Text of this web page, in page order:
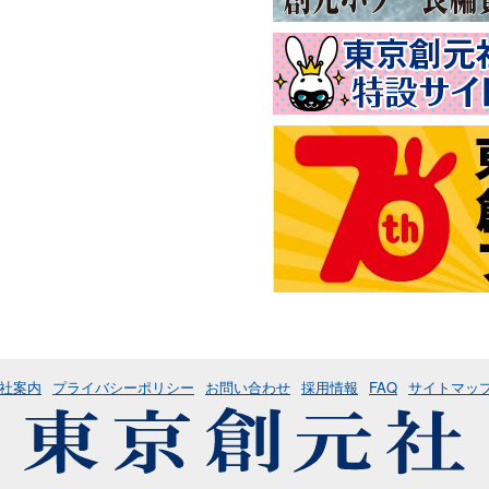
案内 プライバシーポリシー お問い合わせ 採用情報 FAQ サイトマッ